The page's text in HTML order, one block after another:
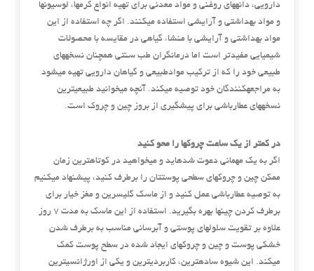
دارویی، دانههای روغنی و مواد معدنی برای تهیه انواع کرمها، لوسیونها
و مواد بهداشتی و آرایشی استفاده میکنند. اگر چه استفاده از این
مواد بهداشتی و آرایشی با منشاء گیاهی در مقایسه با محصولات
شیمیایی مفیدتر است اما درمانگران طب سنتی همچنان نسخههای
طبیعی خود را که از ترکیب موادطبیعی و گیاهان دارویی تهیه میشود
به مراجعهکنندگان خود توصیه میکند. آنچه میخوانید طبیعیترین
نسخههای عطارباشی برای پیشگیری از بروز چین و چروک است.
در کمتر از یک ساعت چروکها را محو کنید
اگر به یک مهمانی دعوت شدهاید و میخواهید در کوتاهترین زمان
ممکن چین و چروکهای سطحی پوستتان را برطرف کنید، پیشنهاد میکنیم
به توصیه عطارباشی عمل کنید و از ماسک گلیسرین و مغز خیار برای
برطرف کردن چینها بهره بگیرید. استفاده از این ماسک به مدت 7 روز
علاوه بر تقویت سلولهای پوستی و آبرسانی مناسب به برطرف شدن
خشکی پوست و چین و چروکهای ایجاد شده در سطح پوست کمک
میکند. این شیوه سادهترین، کاربردیترین و یکی از اورژانسیترین